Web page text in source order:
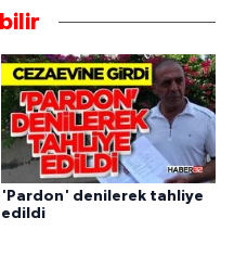
'Pardon' denilerek tahliye
edildi